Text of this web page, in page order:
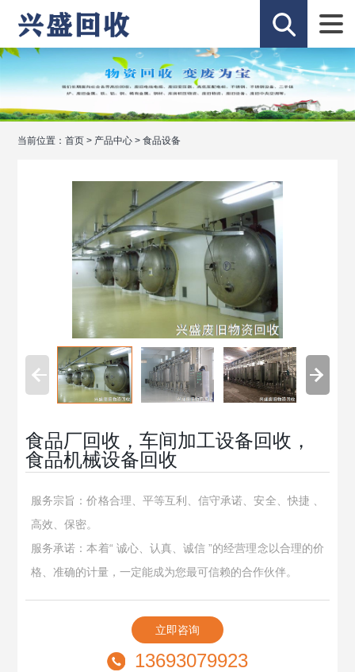
当前位置：首页 > 产品中心 >食品设备
食品厂回收，车间加工设备回收，
食品机械设备回收
服务宗旨：价格合理、平等互利、信守承诺、安全、快捷 、
高效、保密。
服务承诺：本着“ 诚心、认真、诚信 ”的经营理念以合理的价
格、准确的计量，一定能成为您最可信赖的合作伙伴。
立即咨询
13693079923